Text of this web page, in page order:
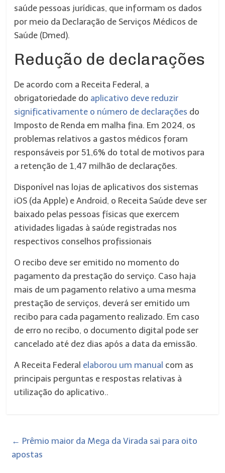
saúde pessoas jurídicas, que informam os dados
por meio da Declaração de Serviços Médicos de
Saúde (Dmed).
Redução de declarações
De acordo com a Receita Federal, a
obrigatoriedade do aplicativo deve reduzir
significativamente o número de declarações do
Imposto de Renda em malha fina. Em 2024, os
problemas relativos a gastos médicos foram
responsáveis por 51,6% do total de motivos para
a retenção de 1,47 milhão de declarações.
Disponível nas lojas de aplicativos dos sistemas
iOS (da Apple) e Android, o Receita Saúde deve ser
baixado pelas pessoas físicas que exercem
atividades ligadas à saúde registradas nos
respectivos conselhos profissionais
O recibo deve ser emitido no momento do
pagamento da prestação do serviço. Caso haja
mais de um pagamento relativo a uma mesma
prestação de serviços, deverá ser emitido um
recibo para cada pagamento realizado. Em caso
de erro no recibo, o documento digital pode ser
cancelado até dez dias após a data da emissão.
A Receita Federal elaborou um manual com as
principais perguntas e respostas relativas à
utilização do aplicativo..
← Prêmio maior da Mega da Virada sai para oito
apostas